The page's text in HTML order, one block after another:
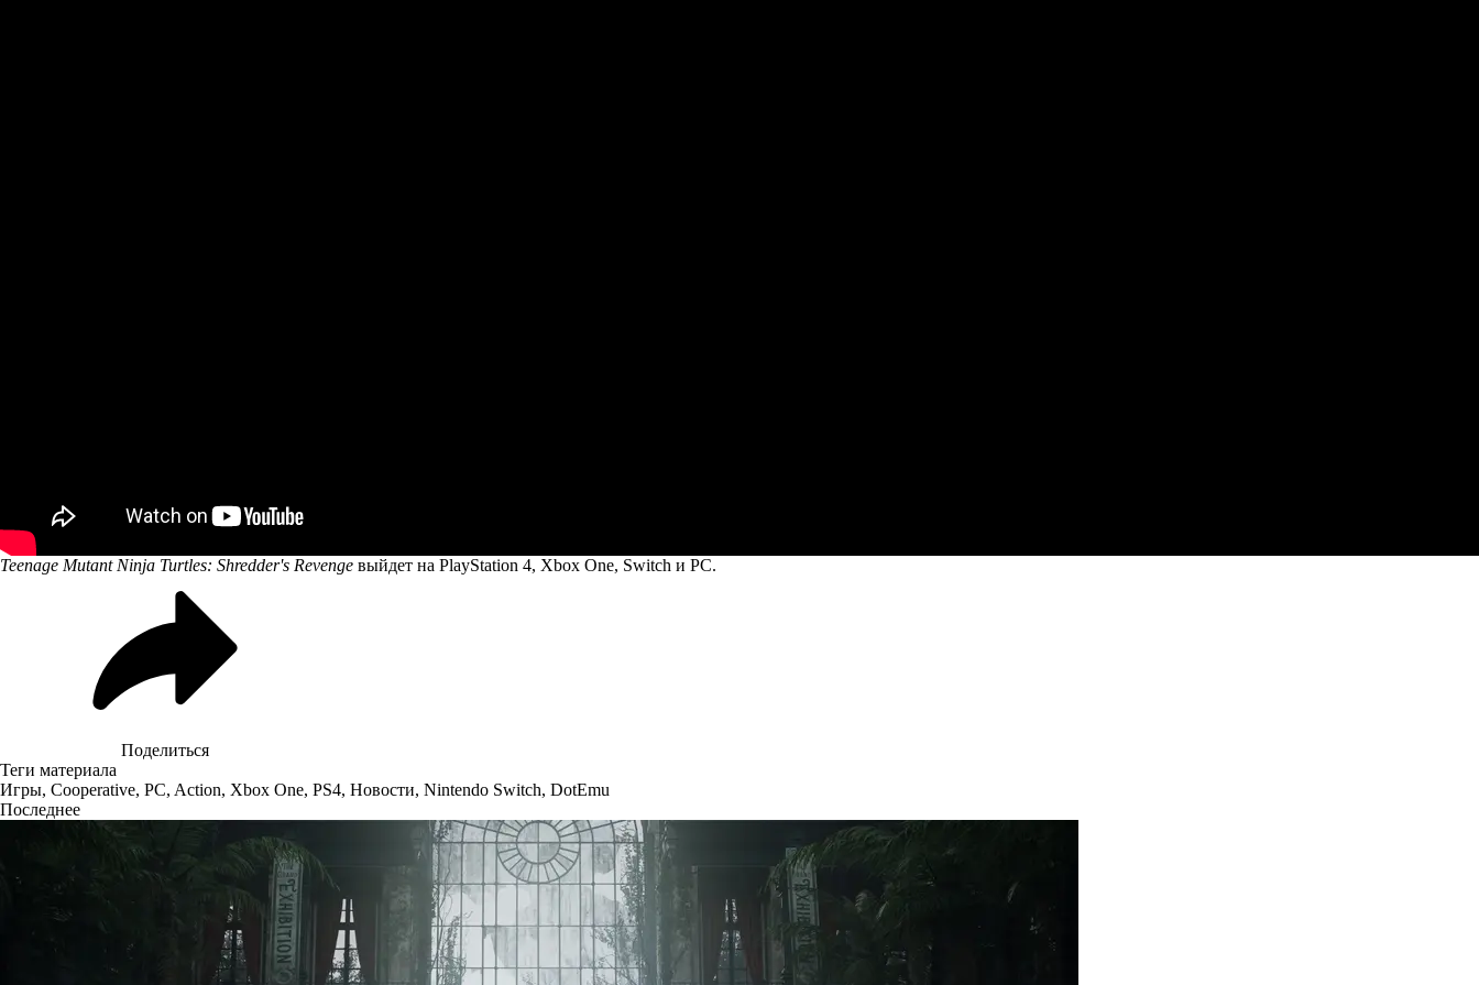
Teenage Mutant Ninja Turtles: Shredder's Revenge выйдет на PlayStation 4, Xbox One, Switch и PC.
Поделиться
Теги материала
Игры, Cooperative, PC, Action, Xbox One, PS4, Новости, Nintendo Switch, DotEmu
Последнее